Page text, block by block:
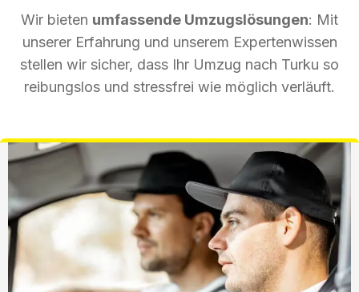
Wir bieten umfassende Umzugslösungen: Mit
unserer Erfahrung und unserem Expertenwissen
stellen wir sicher, dass Ihr Umzug nach Turku so
reibungslos und stressfrei wie möglich verläuft.